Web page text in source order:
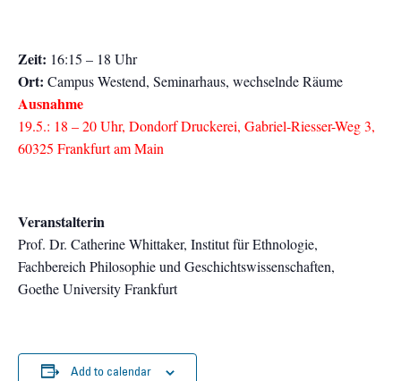
Zeit: 16:15 – 18 Uhr
Ort: Campus Westend, Seminarhaus, wechselnde Räume
Ausnahme
19.5.: 18 – 20 Uhr, Dondorf Druckerei, Gabriel-Riesser-Weg 3,
60325 Frankfurt am Main
Veranstalterin
Prof. Dr. Catherine Whittaker, Institut für Ethnologie,
Fachbereich Philosophie und Geschichtswissenschaften,
Goethe University Frankfurt
Add to calendar